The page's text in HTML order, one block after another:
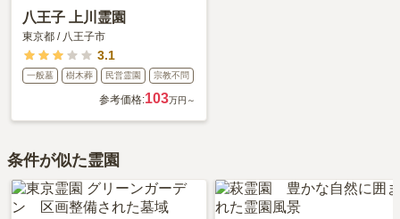
八王子 上川霊園
東京都 / 八王子市
3.1
一般墓 樹木葬 民営霊園 宗教不問
参考価格:103万円～
条件が似た霊園